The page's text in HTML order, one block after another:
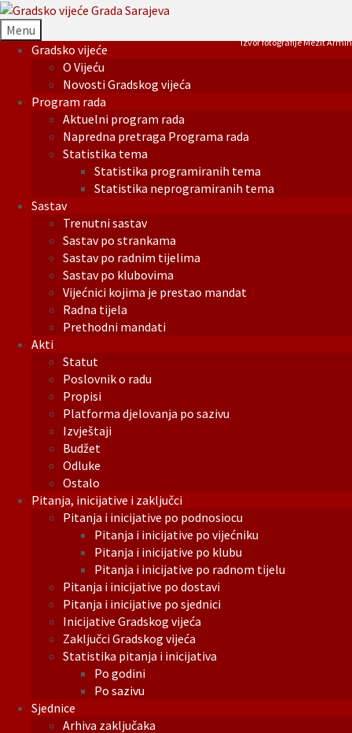
Menu
Gradsko vijeće
O Vijeću
Novosti Gradskog vijeća
Program rada
Aktuelni program rada
Napredna pretraga Programa rada
Statistika tema
Statistika programiranih tema
Statistika neprogramiranih tema
Sastav
Trenutni sastav
Sastav po strankama
Sastav po radnim tijelima
Sastav po klubovima
Vijećnici kojima je prestao mandat
Radna tijela
Prethodni mandati
Akti
Statut
Poslovnik o radu
Propisi
Platforma djelovanja po sazivu
Izvještaji
Budžet
Odluke
Ostalo
Pitanja, inicijative i zaključci
Pitanja i inicijative po podnosiocu
Pitanja i inicijative po vijećniku
Pitanja i inicijative po klubu
Pitanja i inicijative po radnom tijelu
Pitanja i inicijative po dostavi
Pitanja i inicijative po sjednici
Inicijative Gradskog vijeća
Zaključci Gradskog vijeća
Statistika pitanja i inicijativa
Po godini
Po sazivu
Sjednice
Arhiva zaključaka
Izvor fotografije Mezit Armin